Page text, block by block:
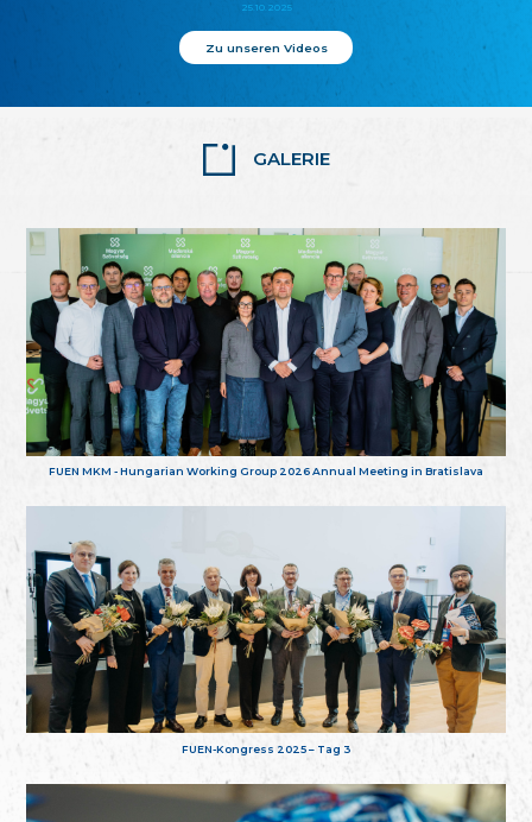
25.10.2025
Zu unseren Videos
GALERIE
FUEN MKM - Hungarian Working Group 2026 Annual Meeting in Bratislava
FUEN-Kongress 2025 – Tag 3